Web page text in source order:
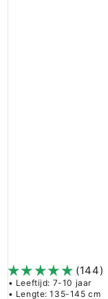
(144)
• Leeftijd: 7-10 jaar
• Lengte: 135-145 cm